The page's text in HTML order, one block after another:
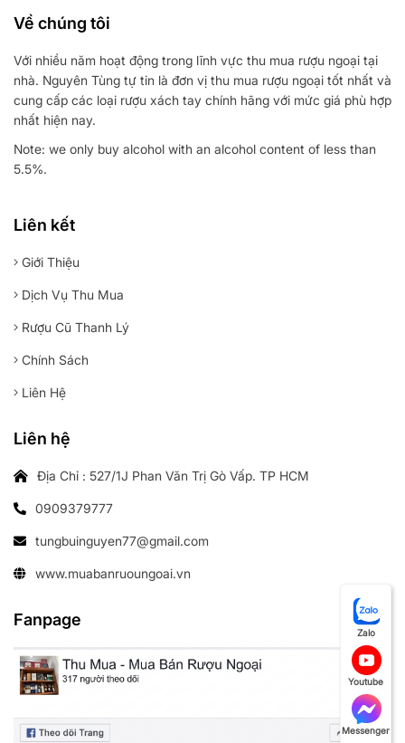
Về chúng tôi
Với nhiều năm hoạt động trong lĩnh vực thu mua rượu ngoại tại
nhà. Nguyên Tùng tự tin là đơn vị thu mua rượu ngoại tốt nhất và
cung cấp các loại rượu xách tay chính hãng với mức giá phù hợp
nhất hiện nay.
Note: we only buy alcohol with an alcohol content of less than
5.5%.
Liên kết
Giới Thiệu
Dịch Vụ Thu Mua
Rượu Cũ Thanh Lý
Chính Sách
Liên Hệ
Liên hệ
Địa Chỉ : 527/1J Phan Văn Trị Gò Vấp. TP HCM
0909379777
tungbuinguyen77@gmail.com
www.muabanruoungoai.vn
Fanpage
Zalo
Youtube
Messenger